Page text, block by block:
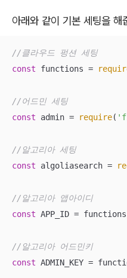
아래와 같이 기본 세팅을 해
//클라우드 펑션 세팅
const functions =
//어드민 세팅
const admin = require(
//알고리아 세팅
const algoliasearch =
//알고리아 앱아이디
const APP_ID =
//알고리아 어드민키
const ADMIN_KEY =